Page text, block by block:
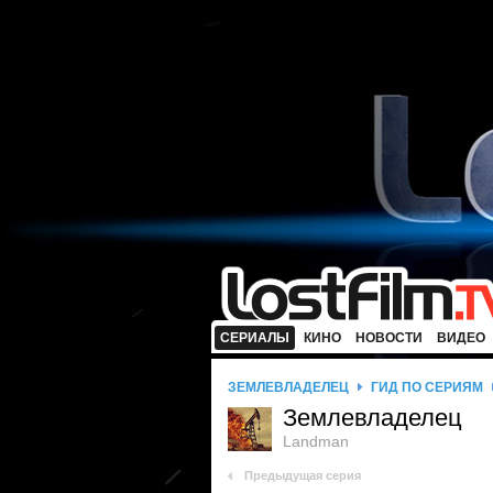
СЕРИАЛЫ КИНО НОВОСТИ ВИДЕО
ЗЕМЛЕВЛАДЕЛЕЦ ГИД ПО СЕРИЯМ
Землевладелец
Landman
Предыдущая серия